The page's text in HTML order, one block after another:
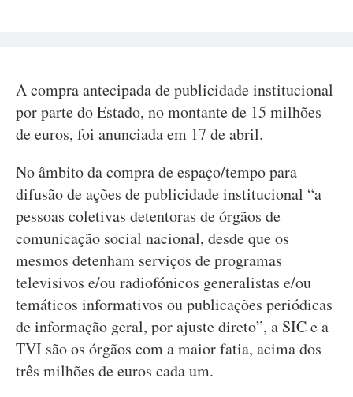
A compra antecipada de publicidade institucional
por parte do Estado, no montante de 15 milhões
de euros, foi anunciada em 17 de abril.
No âmbito da compra de espaço/tempo para
difusão de ações de publicidade institucional “a
pessoas coletivas detentoras de órgãos de
comunicação social nacional, desde que os
mesmos detenham serviços de programas
televisivos e/ou radiofónicos generalistas e/ou
temáticos informativos ou publicações periódicas
de informação geral, por ajuste direto”, a SIC e a
TVI são os órgãos com a maior fatia, acima dos
três milhões de euros cada um.